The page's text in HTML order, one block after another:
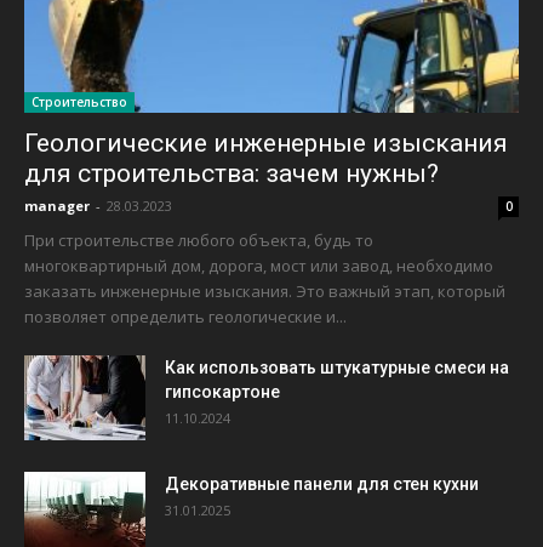
Строительство
Геологические инженерные изыскания
для строительства: зачем нужны?
manager - 28.03.2023 0
При строительстве любого объекта, будь то
многоквартирный дом, дорога, мост или завод, необходимо
заказать инженерные изыскания. Это важный этап, который
позволяет определить геологические и...
Как использовать штукатурные смеси на
гипсокартоне
11.10.2024
Декоративные панели для стен кухни
31.01.2025